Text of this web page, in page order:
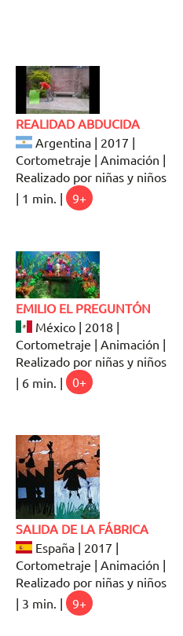
REALIDAD ABDUCIDA
Argentina | 2017 |
Cortometraje | Animación |
Realizado por niñas y niños
| 1 min. |
9+
EMILIO EL PREGUNTÓN
México | 2018 |
Cortometraje | Animación |
Realizado por niñas y niños
| 6 min. |
0+
SALIDA DE LA FÁBRICA
España | 2017 |
Cortometraje | Animación |
Realizado por niñas y niños
| 3 min. |
9+